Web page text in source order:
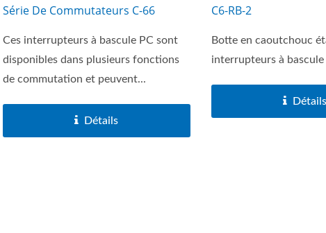
Série De Commutateurs C-66
Ces interrupteurs à bascule PC sont
disponibles dans plusieurs fonctions
de commutation et peuvent...
Détails
C6-RB-2
Botte en caoutchouc
interrupteurs à
Détails